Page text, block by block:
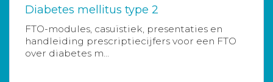
Diabetes mellitus type 2
FTO-modules, casuïstiek, presentaties en
handleiding prescriptiecijfers voor een FTO
over diabetes m...